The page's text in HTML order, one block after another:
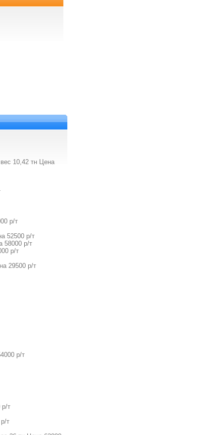
10,42 тн Цена
р/т
52500 р/т
58000 р/т
р/т
29500 р/т
р/т
р/т
т